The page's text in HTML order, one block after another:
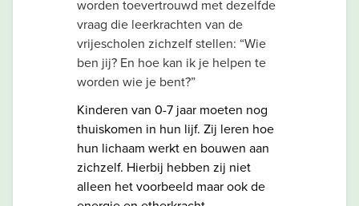
worden toevertrouwd met dezelfde
vraag die leerkrachten van de
vrijescholen zichzelf stellen: “Wie
ben jij? En hoe kan ik je helpen te
worden wie je bent?”
Kinderen van 0-7 jaar moeten nog
thuiskomen in hun lijf. Zij leren hoe
hun lichaam werkt en bouwen aan
zichzelf. Hierbij hebben zij niet
alleen het voorbeeld maar ook de